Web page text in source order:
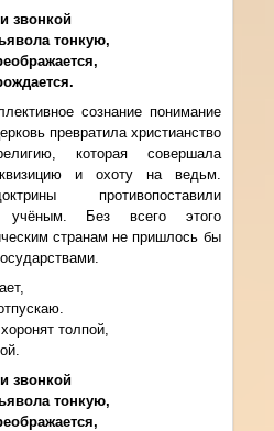
звонкой
тонкую,
сознание понимание
превратила христианство
которая совершала
и охоту на ведьм.
противопоставили
учёным. Без всего этого
странам не пришлось бы
толпой,
звонкой
тонкую,